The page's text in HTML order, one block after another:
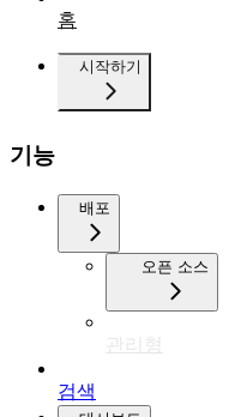
홈
시작하기
기능
배포
오픈 소스
관리형
검색